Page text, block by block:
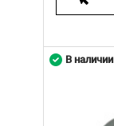
В наличии